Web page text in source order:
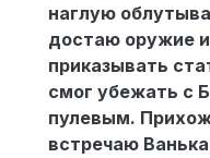
наглую
достаю оружие и
приказывать
смог убежать с
пулевым.
встречаю